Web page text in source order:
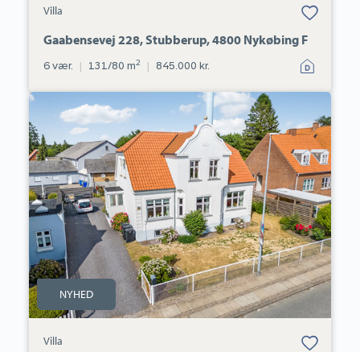
Villa
Bolig er gemt
under dine
Gaabensevej 228, Stubberup, 4800 Nykøbing F
6 vær. | 131/80 m2 | 845.000 kr.
Villa:
Østerbrogade
101,
4800
Nykøbing
F
NYHED
Villa
Bolig er gemt
under dine